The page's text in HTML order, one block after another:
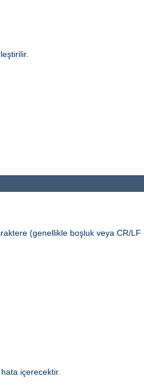
(genellikle boşluk veya CR/LF
içerecektir.